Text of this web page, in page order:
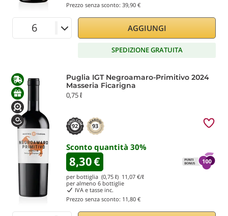
Prezzo senza sconto: 39,90 €
AGGIUNGI
SPEDIZIONE GRATUITA
Puglia IGT Negroamaro-Primitivo 2024
Masseria Ficarigna
0,75 ℓ
92 93
Sconto quantità 30%
8,30€
per bottiglia (0,75 ℓ) 11,07 €/ℓ
per almeno 6 bottiglie
IVA e tasse inc.
Prezzo senza sconto: 11,80 €